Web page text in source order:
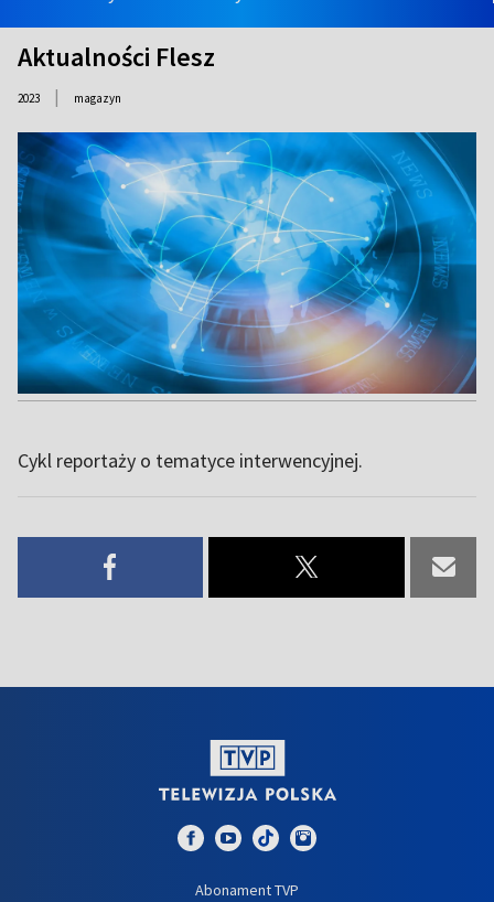
Aktualności Flesz
2023 | magazyn
Cykl reportaży o tematyce interwencyjnej.
Abonament TVP